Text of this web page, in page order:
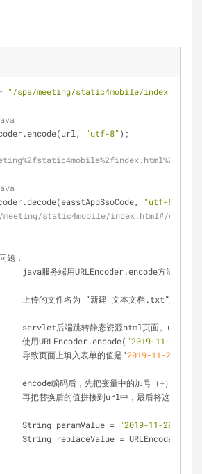
"/spa/meeting/static4mobile/index.html#/
"utf-8" );
"utf-8"
meeting/static4mobile/index.html#/
题：
java服务端用URLEncoder.encode方法编码会
上传的文件名为 “新建 文本文档.txt”文件
servlet后端跳转静态资源html页面。url拼接
		使用URLEncoder.encode(
"2019-11-20
		导致页面上填入表单的值是“
2019-11-20
		encode编码后，先把变量中的加号（
+）全部替
再把替换后的值拼接到url中，最后将这个url
		String paramValue
= "2019-11-20
		String replaceValue
=